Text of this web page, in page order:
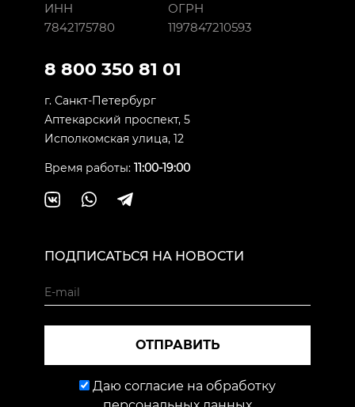
ИНН
7842175780
ОГРН
1197847210593
8 800 350 81 01
г. Санкт-Петербург
Аптекарский проспект, 5
Исполкомская улица, 12
Время работы: 11:00-19:00
ПОДПИСАТЬСЯ НА НОВОСТИ
ОТПРАВИТЬ
Даю согласие на обработку